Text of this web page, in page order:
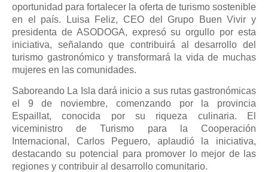
oportunidad para fortalecer la oferta de turismo sostenible
en el país. Luisa Feliz, CEO del Grupo Buen Vivir y
presidenta de ASODOGA, expresó su orgullo por esta
iniciativa, señalando que contribuirá al desarrollo del
turismo gastronómico y transformará la vida de muchas
mujeres en las comunidades.
Saboreando La Isla dará inicio a sus rutas gastronómicas
el 9 de noviembre, comenzando por la provincia
Espaillat, conocida por su riqueza culinaria. El
viceministro de Turismo para la Cooperación
Internacional, Carlos Peguero, aplaudió la iniciativa,
destacando su potencial para promover lo mejor de las
regiones y contribuir al desarrollo comunitario.